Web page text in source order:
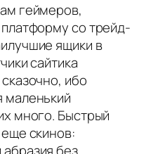
геймеров,
со трейд-
ящики в
сайтика
ибо
маленький
много. Быстрый
скинов: